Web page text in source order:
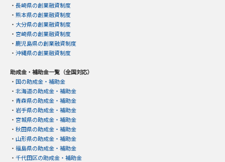
・ 長崎県の創業融資制度
・ 熊本県の創業融資制度
・ 大分県の創業融資制度
・ 宮崎県の創業融資制度
・ 鹿児島県の創業融資制度
・ 沖縄県の創業融資制度
助成金・補助金一覧（全国対応）
・ 国の助成金・補助金
・ 北海道の助成金・補助金
・ 青森県の助成金・補助金
・ 岩手県の助成金・補助金
・ 宮城県の助成金・補助金
・ 秋田県の助成金・補助金
・ 山形県の助成金・補助金
・ 福島県の助成金・補助金
・ 千代田区の助成金・補助金